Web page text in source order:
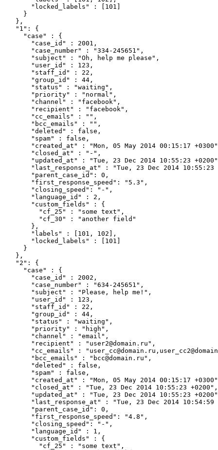
        "locked_labels" : [101]
      }
    },
    "1": {
      "case" : {
        "case_id" : 2001,
        "case_number" : "334-245651",
        "subject" : "Oh, help me please",
        "user_id" : 123,
        "staff_id" : 22,
        "group_id" : 44,
        "status" : "waiting",
        "priority" : "normal",
        "channel" : "facebook",
        "recipient" : "facebook",
        "cc_emails" : "",
        "bcc_emails" : "",
        "deleted" : false,
        "spam" : false,
"created_at" : "Mon, 05 May 2014 00:15:17
        "closed_at" : "-",
"updated_at" : "Tue, 23 Dec 2014 10:55:23
"last_response_at" : "Tue, 23 Dec 2014 10:55:23
        "parent_case_id": 0,
        "first_response_speed": "5.3",
        "closing_speed": "-",
        "language_id" : 2,
        "custom_fields" : {
          "cf_25" : "some text",
          "cf_30" : "another field"
        },
        "labels" : [101, 102],
        "locked_labels" : [101]
      }
    },
    "2": {
      "case" : {
        "case_id" : 2002,
        "case_number" : "634-245651",
        "subject" : "Please, help me!",
        "user_id" : 123,
        "staff_id" : 22,
        "group_id" : 44,
        "status" : "waiting",
        "priority" : "high",
        "channel" : "email",
        "recipient" : "user2@domain.ru",
"cc_emails" :
        "bcc_emails" : "bcc@domain.ru",
        "deleted" : false,
        "spam" : false,
"created_at" : "Mon, 05 May 2014 00:15:17
        "closed_at" : "Tue, 23 Dec 2014 10:55:23 +0200",
"updated_at" : "Tue, 23 Dec 2014 10:55:23
"last_response_at" : "Tue, 23 Dec 2014 10:54:59
        "parent_case_id": 0,
        "first_response_speed": "4.8",
        "closing_speed": "-",
        "language_id" : 1,
        "custom_fields" : {
          "cf_25" : "some text",